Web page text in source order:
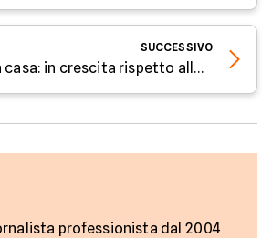
SUCCESSIVO
Mutui seconda casa: in crescita rispetto allo scorso anno
professionista dal 2004